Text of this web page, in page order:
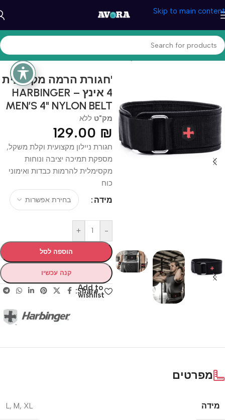
Skip to main content
עמוד הבית/ספורט וכושר/משקולות ואביזרים
'חגורת הרמה מקצועית
4 אינץ – HARBINGER
MEN’S 4" NYLON BELT
מק"ט ללא
129.00 ₪
חגורת ניילון מקצועית וקלת משקל,
מספקת תמיכה יציבה ונוחות
מקסימלית להרמות כבדות ואימוני
כוח
מידה
-
+
הוספה לסל
קנה עכשיו
Add to
wishlist
Share:
מפרטים
מידה L, M, XL